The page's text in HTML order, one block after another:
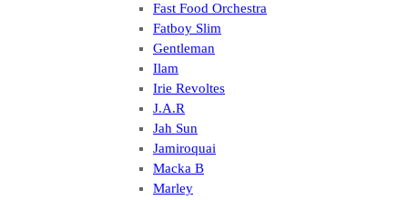
Fast Food Orchestra
Fatboy Slim
Gentleman
Ilam
Irie Revoltes
J.A.R
Jah Sun
Jamiroquai
Macka B
Marley